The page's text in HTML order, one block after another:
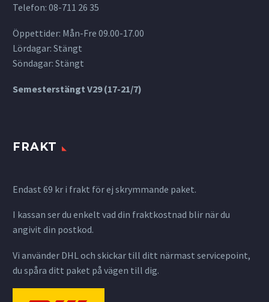
Telefon: 08-711 26 35
Öppettider: Mån-Fre 09.00-17.00
Lördagar: Stängt
Söndagar: Stängt
Semesterstängt V29 (17-21/7)
FRAKT
Endast 69 kr i frakt för ej skrymmande paket.
I kassan ser du enkelt vad din fraktkostnad blir när du
angivit din postkod.
Vi använder DHL och skickar till ditt närmast servicepoint,
du spåra ditt paket på vägen till dig.